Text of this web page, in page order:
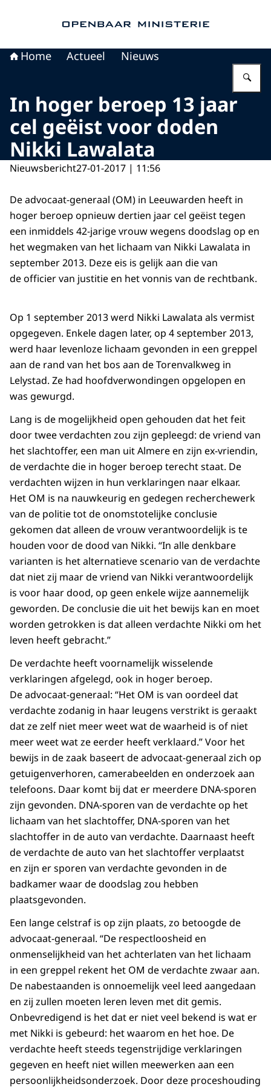
Home Actueel Nieuws
In hoger beroep 13 jaar
cel geëist voor doden
Nikki Lawalata
Nieuwsbericht27-01-2017 | 11:56
De advocaat-generaal (OM) in Leeuwarden heeft in
hoger beroep opnieuw dertien jaar cel geëist tegen
een inmiddels 42-jarige vrouw wegens doodslag op en
het wegmaken van het lichaam van Nikki Lawalata in
september 2013. Deze eis is gelijk aan die van
de officier van justitie en het vonnis van de rechtbank.
Op 1 september 2013 werd Nikki Lawalata als vermist
opgegeven. Enkele dagen later, op 4 september 2013,
werd haar levenloze lichaam gevonden in een greppel
aan de rand van het bos aan de Torenvalkweg in
Lelystad. Ze had hoofdverwondingen opgelopen en
was gewurgd.
Lang is de mogelijkheid open gehouden dat het feit
door twee verdachten zou zijn gepleegd: de vriend van
het slachtoffer, een man uit Almere en zijn ex-vriendin,
de verdachte die in hoger beroep terecht staat. De
verdachten wijzen in hun verklaringen naar elkaar.
Het OM is na nauwkeurig en gedegen recherchewerk
van de politie tot de onomstotelijke conclusie
gekomen dat alleen de vrouw verantwoordelijk is te
houden voor de dood van Nikki. “In alle denkbare
varianten is het alternatieve scenario van de verdachte
dat niet zij maar de vriend van Nikki verantwoordelijk
is voor haar dood, op geen enkele wijze aannemelijk
geworden. De conclusie die uit het bewijs kan en moet
worden getrokken is dat alleen verdachte Nikki om het
leven heeft gebracht.”
De verdachte heeft voornamelijk wisselende
verklaringen afgelegd, ook in hoger beroep.
De advocaat-generaal: “Het OM is van oordeel dat
verdachte zodanig in haar leugens verstrikt is geraakt
dat ze zelf niet meer weet wat de waarheid is of niet
meer weet wat ze eerder heeft verklaard.” Voor het
bewijs in de zaak baseert de advocaat-generaal zich op
getuigenverhoren, camerabeelden en onderzoek aan
telefoons. Daar komt bij dat er meerdere DNA-sporen
zijn gevonden. DNA-sporen van de verdachte op het
lichaam van het slachtoffer, DNA-sporen van het
slachtoffer in de auto van verdachte. Daarnaast heeft
de verdachte de auto van het slachtoffer verplaatst
en zijn er sporen van verdachte gevonden in de
badkamer waar de doodslag zou hebben
plaatsgevonden.
Een lange celstraf is op zijn plaats, zo betoogde de
advocaat-generaal. “De respectloosheid en
onmenselijkheid van het achterlaten van het lichaam
in een greppel rekent het OM de verdachte zwaar aan.
De nabestaanden is onnoemelijk veel leed aangedaan
en zij zullen moeten leren leven met dit gemis.
Onbevredigend is het dat er niet veel bekend is wat er
met Nikki is gebeurd: het waarom en het hoe. De
verdachte heeft steeds tegenstrijdige verklaringen
gegeven en heeft niet willen meewerken aan een
persoonlijkheidsonderzoek. Door deze proceshouding